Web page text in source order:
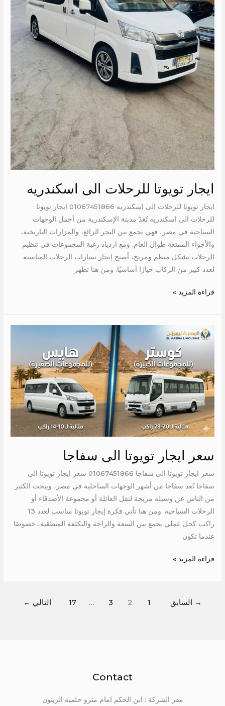
ايجار تويوتا للرحلات الى اسكندريه
ايجار تويوتا للرحلات الى اسكندريه 01067451866 ايجار تويوتا
للرحلات الى اسكندريه تُعدّ مدينة الإسكندرية من أجمل الوجهات
السياحية في مصر، فهي تجمع بين البحر الرائع، والمزارات التاريخية،
والأجواء الممتعة طوال العام. ومع ازدياد رغبة المجموعات في تنظيم
الرحلات بشكل منظم ومريح، أصبح إيجار سيارات الرحلات المناسبة
لعدد كبير من الركاب خيارًا أساسيًا. ومن هنا تظهر
قراءة المزيد »
سعر ايجار تويوتا الى سفاجا
سعر ايجار تويوتا الى سفاجا 01067451866 سعر ايجار تويوتا الى
سفاجا تُعد سفاجا من أشهر الوجهات الساحلية في مصر، ويبحث الكثير
من الناس عن وسيلة مريحة لنقل العائلة أو مجموعة الأصدقاء أو
الرحلات السياحية. ومن هنا تأتي فكرة إيجار تويوتا مناسب لعدد 13
راكب كحل عملي يجمع بين السعة والراحة والتكلفة المنطقية، خصوصًا
عندما تكون
سعر
ايجار
الى
سفاجا
قراءة المزيد »
→ السابق 1
2
3
…
17 التالي ←
Contact
مقر الشركة : ابن الحكم امام مترو حلمية الزيتون